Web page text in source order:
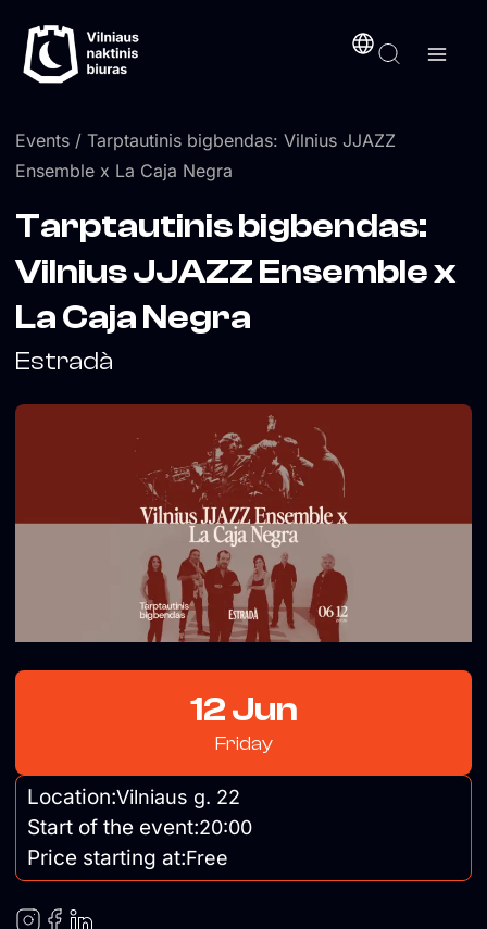
content
Events / Tarptautinis bigbendas: Vilnius JJAZZ
Ensemble x La Caja Negra
Tarptautinis bigbendas:
Vilnius JJAZZ Ensemble x
La Caja Negra
Estradà
12 Jun
Friday
Location:Vilniaus g. 22
Start of the event:20:00
Price starting at:Free